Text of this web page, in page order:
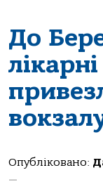
До
Опубліковано:
—